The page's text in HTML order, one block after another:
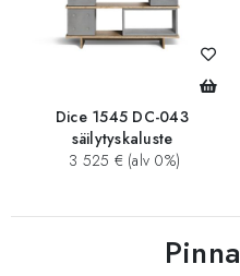
Dice 1545 DC-043
säilytyskaluste
3 525 € (alv 0%)